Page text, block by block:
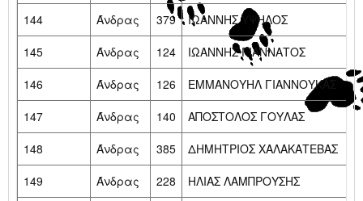
144
Άνδρας 379
ΙΩΑΝΝΗΣ ΥΨΗΛΟΣ
145
Άνδρας 124
ΙΩΑΝΝΗΣ ΓΙΑΝΝΑΤΟΣ
146
Άνδρας 126
ΕΜΜΑΝΟΥΗΛ ΓΙΑΝΝΟΥΚΑΣ
147
Άνδρας 140
ΑΠΟΣΤΟΛΟΣ ΓΟΥΛΑΣ
148
Άνδρας 385
ΔΗΜΗΤΡΙΟΣ ΧΑΛΑΚΑΤΕΒΑΣ
149
Άνδρας 228
ΗΛΙΑΣ ΛΑΜΠΡΟΥΣΗΣ